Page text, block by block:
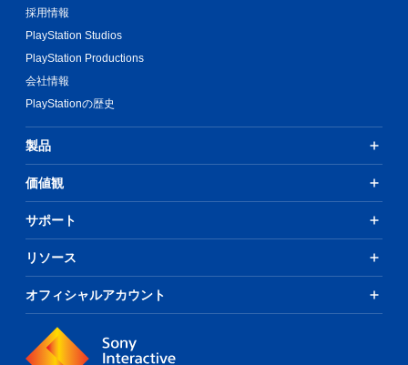
採用情報
PlayStation Studios
PlayStation Productions
会社情報
PlayStationの歴史
製品
価値観
サポート
リソース
オフィシャルアカウント